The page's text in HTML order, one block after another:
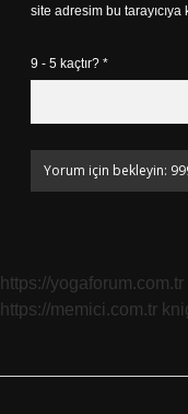
site adresim bu
9 - 5 kaçtır? *
https://yogaforum.com.tr
https://memici.com.tr